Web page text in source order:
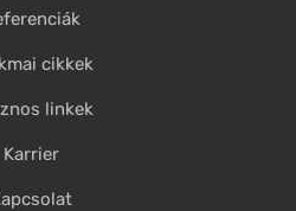
cikkek
linkek
Karrier